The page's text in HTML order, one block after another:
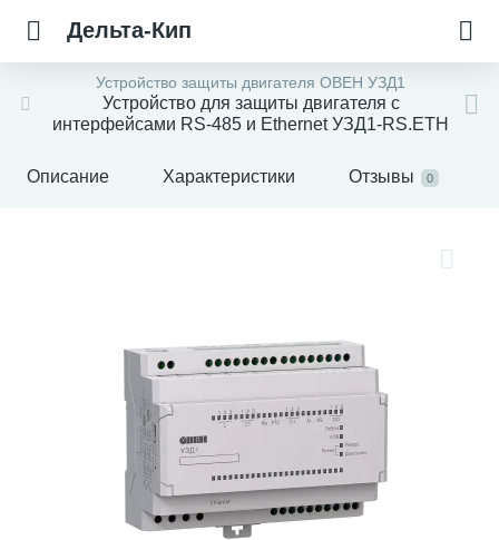
Дельта-Кип
Устройство защиты двигателя ОВЕН УЗД1
Устройство для защиты двигателя с
интерфейсами RS-485 и Ethernet УЗД1-RS.ETH
Описание Характеристики Отзывы 0